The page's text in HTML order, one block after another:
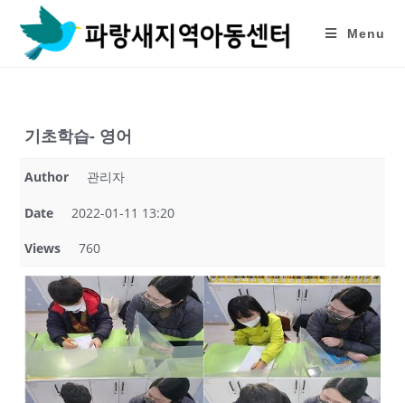
content
Menu
기초학습- 영어
Author 관리자
Date 2022-01-11 13:20
Views 760